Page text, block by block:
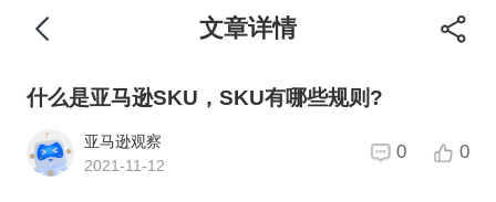
文章详情
什么是亚马逊SKU，SKU有哪些规则?
亚马逊观察
2021-11-12
0 0